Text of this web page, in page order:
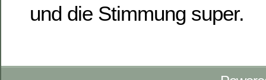
und die Stimmung super.